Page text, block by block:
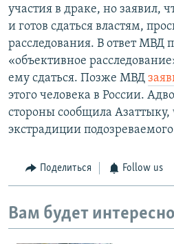
участия в драке, но заявил,
и готов сдаться властям,
расследования. В ответ МВД
«объективное
ему сдаться. Позже МВД
этого человека в России.
стороны сообщила Азаттыку,
экстрадиции
Поделиться Follow us
Вам будет интересно